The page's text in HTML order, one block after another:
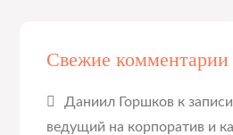
Свежие комментарии
Даниил Горшков к
ведущий на корпоратив и